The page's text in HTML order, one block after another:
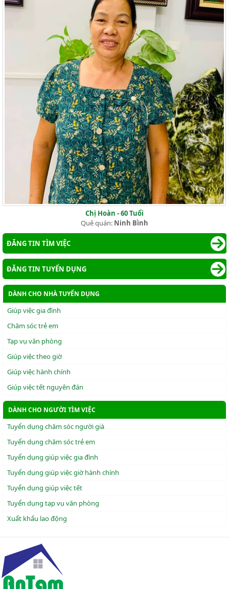
Chị Hoàn - 60 Tuổi
Quê quán: Ninh Bình
ĐĂNG TIN TÌM VIỆC
ĐĂNG TIN TUYỂN DỤNG
DÀNH CHO NHÀ TUYỂN DỤNG
Giúp việc gia đình
Chăm sóc trẻ em
Tạp vụ văn phòng
Giúp việc theo giờ
Giúp việc hành chính
Giúp việc tết nguyên đán
DÀNH CHO NGƯỜI TÌM VIỆC
Tuyển dụng chăm sóc người già
Tuyển dụng chăm sóc trẻ em
Tuyển dụng giúp việc gia đình
Tuyển dụng giúp việc giờ hành chính
Tuyển dụng giúp việc tết
Tuyển dụng tạp vụ văn phòng
Xuẩt khẩu lao động